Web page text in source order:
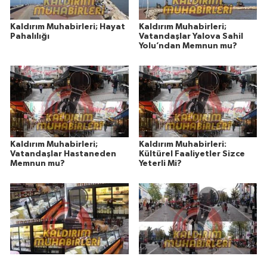
Kaldırım Muhabirleri; Hayat
Pahalılığı
Kaldırım Muhabirleri;
Vatandaşlar Yalova Sahil
Yolu’ndan Memnun mu?
Kaldırım Muhabirleri;
Vatandaşlar Hastaneden
Memnun mu?
Kaldırım Muhabirleri:
Kültürel Faaliyetler Sizce
Yeterli Mi?